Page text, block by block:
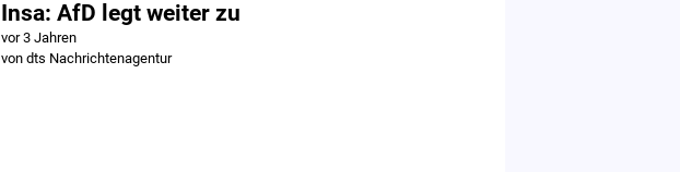
Insa: AfD legt weiter zu
vor 3 Jahren
von dts Nachrichtenagentur